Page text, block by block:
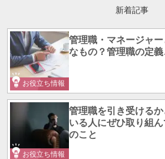
新着記事
お役立ち情報
管理職・マネージャ
なもの？管理職の定
お役立ち情報
管理職を引き受ける
いる人にぜひ取り組
のこと